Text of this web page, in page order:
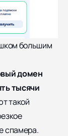
большим
домен
тысячи
такой
спамера.